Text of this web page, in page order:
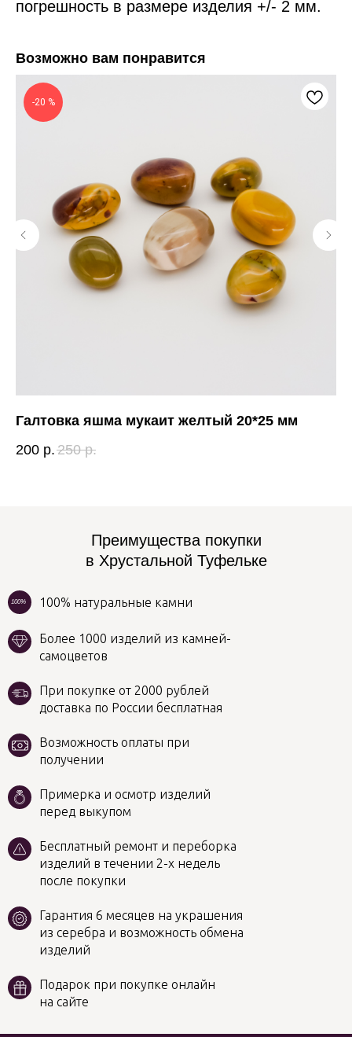
погрешность в размере изделия +/- 2 мм.
Возможно вам понравится
-20 %
Галтовка яшма мукаит желтый 20*25 мм
200 р. 250 р.
100% натуральные камни
100%
Преимущества покупки
в Хрустальной Туфельке
Бесплатный ремонт и переборка
изделий в течении 2-х недель
после покупки
Примерка и осмотр изделий
перед выкупом
Более 1000 изделий из камней-
самоцветов
Гарантия 6 месяцев на украшения
из серебра и возможность обмена
изделий
Возможность оплаты при
получении
При покупке от 2000 рублей
доставка по России бесплатная
Подарок при покупке онлайн
на сайте